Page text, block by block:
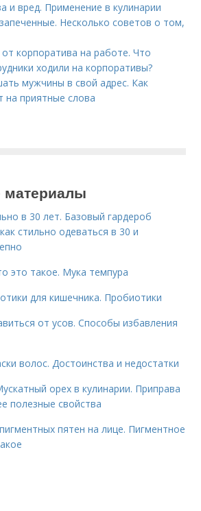
и вред. Применение в кулинарии
Несколько советов о том,
корпоратива на работе. Что
ходили на корпоративы?
мужчины в свой адрес. Как
на приятные слова
в 30 лет. Базовый гардероб
стильно одеваться в 30 и
это такое. Мука темпура
для кишечника. Пробиотики
от усов. Способы избавления
волос. Достоинства и недостатки
орех в кулинарии. Приправа
полезные свойства
пятен на лице. Пигментное